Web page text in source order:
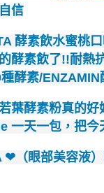
信
酵素飲水蜜桃
酵素飲了!!耐熱
酵素/ENZAMIN
葉酵素粉真的
一天一包，把今
（眼部美容液